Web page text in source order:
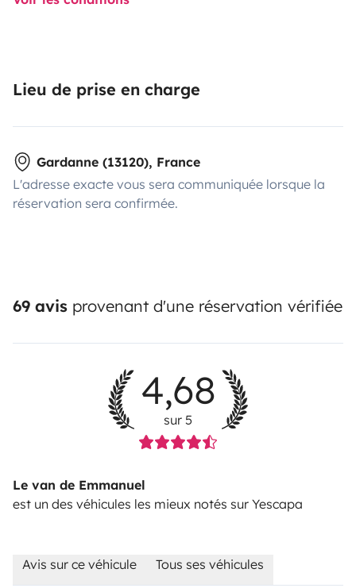
Lieu de prise en charge
Gardanne (13120), France
L'adresse exacte vous sera communiquée lorsque la
réservation sera confirmée.
69 avis provenant d'une réservation vérifiée
4,68
sur 5
Le van de Emmanuel
est un des véhicules les mieux notés sur Yescapa
Avis sur ce véhicule Tous ses véhicules